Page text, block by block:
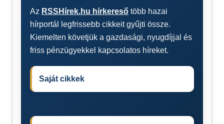
Az RSSHírek.hu hírkereső több hazai
hírportál legfrissebb cikkeit gyűjti össze.
Kiemelten követjük a gazdasági, nyugdíjjal és
friss pénzügyekkel kapcsolatos híreket.
Saját cikkek